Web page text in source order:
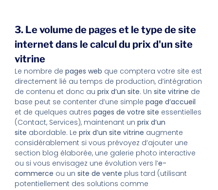
3. Le volume de pages et le type de site
internet dans le calcul du prix d'un site
vitrine
Le nombre de pages web que comptera votre site est
directement lié au temps de production, d’intégration
de contenu et donc au prix d’un site. Un site vitrine de
base peut se contenter d’une simple page d’accueil
et de quelques autres pages de votre site essentielles
(Contact, Services), maintenant un prix d’un
site abordable. Le prix d’un site vitrine augmente
considérablement si vous prévoyez d’ajouter une
section blog élaborée, une galerie photo interactive
ou si vous envisagez une évolution vers l’e-
commerce ou un site de vente plus tard (utilisant
potentiellement des solutions comme